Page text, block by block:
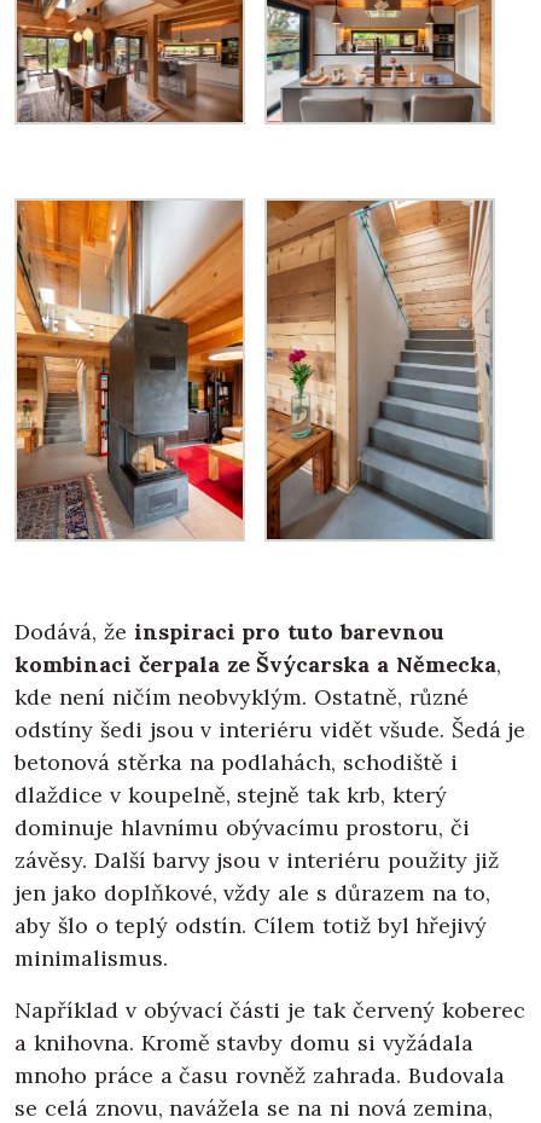
Dodává, že inspiraci pro tuto barevnou
kombinaci čerpala ze Švýcarska a Německa,
kde není ničím neobvyklým. Ostatně, různé
odstíny šedi jsou v interiéru vidět všude. Šedá je
betonová stěrka na podlahách, schodiště i
dlaždice v koupelně, stejně tak krb, který
dominuje hlavnímu obývacímu prostoru, či
závěsy. Další barvy jsou v interiéru použity již
jen jako doplňkové, vždy ale s důrazem na to,
aby šlo o teplý odstín. Cílem totiž byl hřejivý
minimalismus.
Například v obývací části je tak červený koberec
a knihovna. Kromě stavby domu si vyžádala
mnoho práce a času rovněž zahrada. Budovala
se celá znovu, navážela se na ni nová zemina,